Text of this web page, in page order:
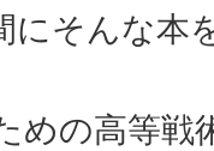
にそんな本
めの高等戦